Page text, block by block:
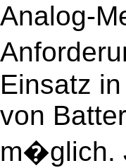
Analog-
Einsatz
von
m�glich.